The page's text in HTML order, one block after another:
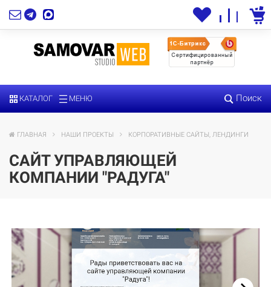
КАТАЛОГ МЕНЮ Поиск
ГЛАВНАЯ НАШИ ПРОЕКТЫ КОРПОРАТИВНЫЕ САЙТЫ, ЛЕНДИНГИ
САЙТ УПРАВЛЯЮЩЕЙ
КОМПАНИИ "РАДУГА"